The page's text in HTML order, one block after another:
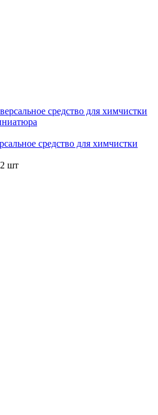
средство для химчистки
шт